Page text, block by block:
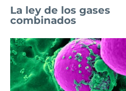
La ley de los gases
combinados